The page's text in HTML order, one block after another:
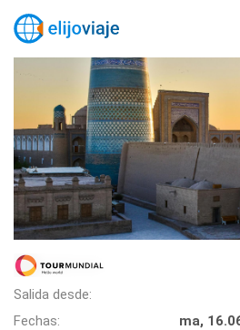
Salida desde:
Fechas:
ma,